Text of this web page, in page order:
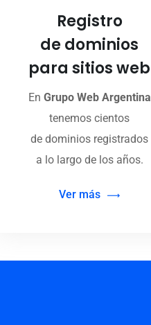
Registro
de dominios
para sitios web
En Grupo Web Argentina
tenemos cientos
de dominios registrados
a lo largo de los años.
Ver más